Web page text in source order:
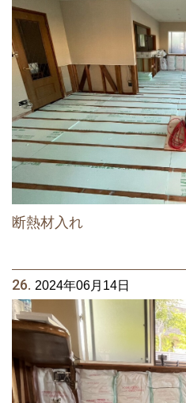
断熱材入れ
26. 2024年06月14日